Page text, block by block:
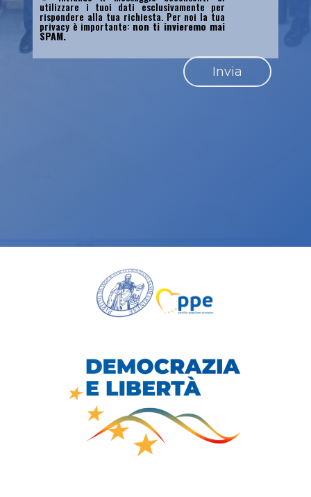
utilizzare i tuoi dati esclusivamente per
rispondere alla tua richiesta. Per noi la tua
privacy è importante: non ti invieremo mai
SPAM.